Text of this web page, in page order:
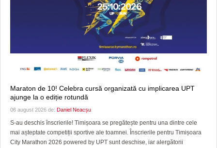
Maraton de 10! Celebra cursă organizată cu implicarea UPT
ajunge la o ediție rotundă
06 august 2026 de: Daniel Neacșu
S-au deschis înscrierile! Timișoara se pregătește pentru una dintre cele
mai așteptate competiții sportive ale toamnei. Înscrierile pentru Timișoara
City Marathon 2026 powered by UPT sunt deschise, iar alergătorii